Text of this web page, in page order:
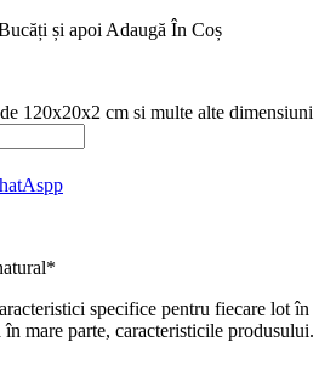
și apoi Adaugă În Coș
120x20x2 cm si multe alte dimensiuni
specifice pentru fiecare lot în
mare parte, caracteristicile produsului.